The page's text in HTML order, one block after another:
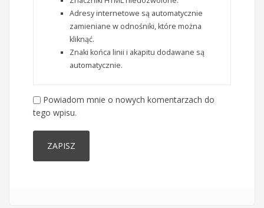
Adresy internetowe są automatycznie
zamieniane w odnośniki, które można
kliknąć.
Znaki końca linii i akapitu dodawane są
automatycznie.
Powiadom mnie o nowych komentarzach do
tego wpisu.